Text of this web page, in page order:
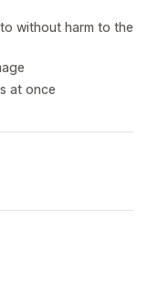
without harm to the
at once